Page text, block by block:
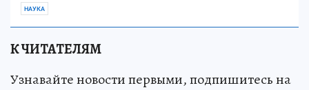
НАУКА
К ЧИТАТЕЛЯМ
Узнавайте новости первыми, подпишитесь на